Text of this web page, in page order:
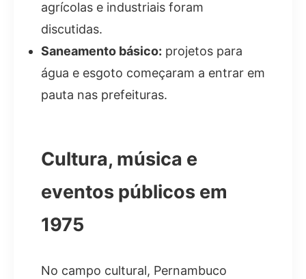
agrícolas e industriais foram
discutidas.
Saneamento básico: projetos para
água e esgoto começaram a entrar em
pauta nas prefeituras.
Cultura, música e
eventos públicos em
1975
No campo cultural, Pernambuco